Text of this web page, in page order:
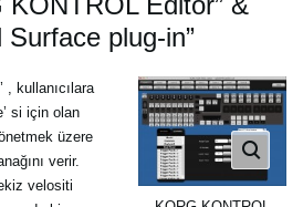
Surface plug-in”
, kullanıcılara
si için olan
üzere
verir.
velositi